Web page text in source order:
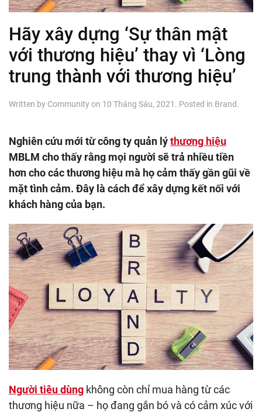
Hãy xây dựng ‘Sự thân mật
với thương hiệu’ thay vì ‘Lòng
trung thành với thương hiệu’
Written by Communityon 10 Tháng Sáu, 2021 . Posted in Brand.
Nghiên cứu mới từ công ty quản lýthương hiệu
MBLM cho thấy rằng mọi người sẽ trả nhiều tiền
hơn cho các thương hiệu mà họ cảm thấy gần gũi về
mặt tình cảm. Đây là cách để xây dựng kết nối với
khách hàng của bạn.
Người tiêu dùng không còn chỉ mua hàng từ các
thương hiệu nữa – họ đang gắn bó và có cảm xúc với